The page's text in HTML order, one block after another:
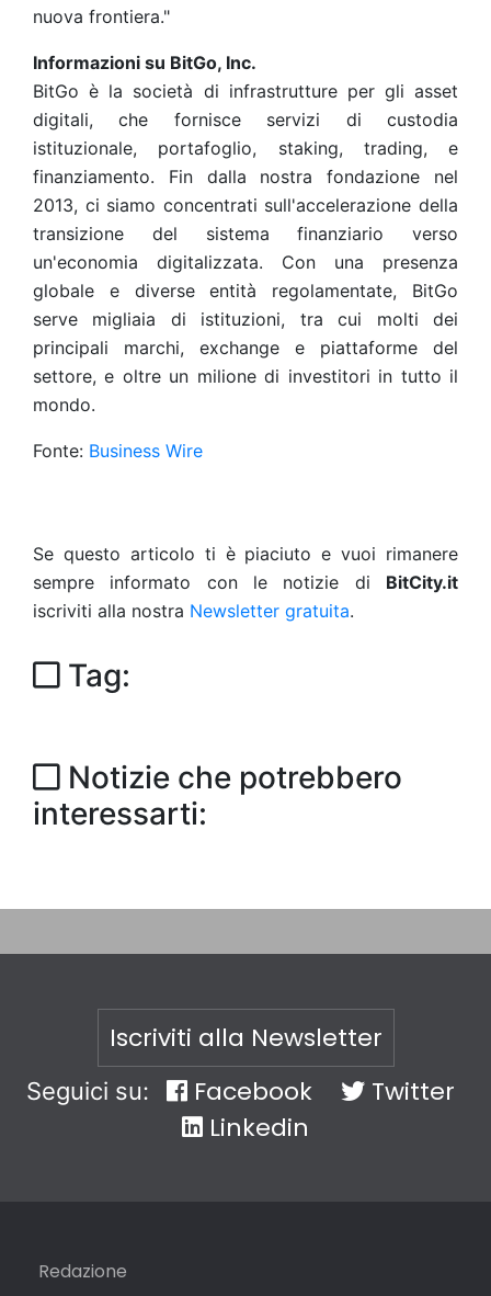
nuova frontiera."
Informazioni su BitGo, Inc.
BitGo è la società di infrastrutture per gli asset
digitali, che fornisce servizi di custodia
istituzionale, portafoglio, staking, trading, e
finanziamento. Fin dalla nostra fondazione nel
2013, ci siamo concentrati sull'accelerazione della
transizione del sistema finanziario verso
un'economia digitalizzata. Con una presenza
globale e diverse entità regolamentate, BitGo
serve migliaia di istituzioni, tra cui molti dei
principali marchi, exchange e piattaforme del
settore, e oltre un milione di investitori in tutto il
mondo.
Fonte: Business Wire
Se questo articolo ti è piaciuto e vuoi rimanere
sempre informato con le notizie di BitCity.it
iscriviti alla nostra Newsletter gratuita.
Tag:
Notizie che potrebbero
interessarti:
Iscriviti alla Newsletter
Seguici su: Facebook
Twitter
Linkedin
Redazione